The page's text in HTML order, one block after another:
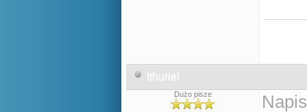
Ithuriel
Dużo pisze